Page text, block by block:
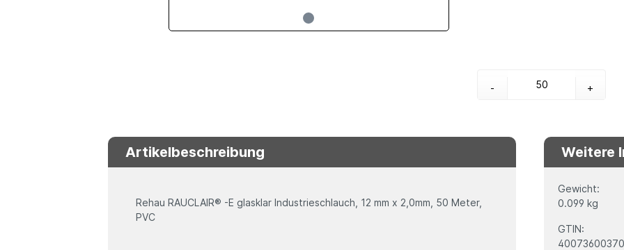
- +
Artikelbeschreibung
Rehau RAUCLAIR® -E glasklar Industrieschlauch, 12 mm x 2,0mm, 50 Meter,
PVC
Weitere
Gewicht:
0.099 kg
GTIN: